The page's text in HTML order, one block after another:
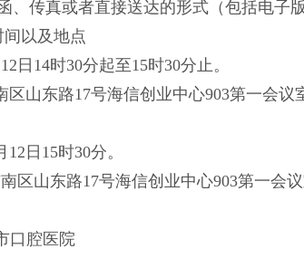
、传真或者直接送达的形式（包括电子
以及地点
日14时30分起至15时30分止。
山东路17号海信创业中心903第一会议
日15时30分。
区山东路17号海信创业中心903第一会议
口腔医院